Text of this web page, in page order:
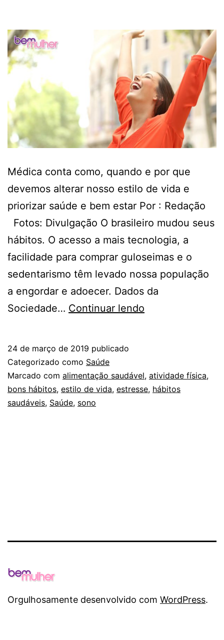
Médica conta como, quando e por que
devemos alterar nosso estilo de vida e
priorizar saúde e bem estar Por : Redação
Fotos: Divulgação O brasileiro mudou seus
hábitos. O acesso a mais tecnologia, a
facilidade para comprar guloseimas e o
sedentarismo têm levado nossa população
a engordar e adoecer. Dados da
Sociedade… Continuar lendo
PARA
UMA
24 de março de 2019 publicado
Categorizado como Saúde
Marcado com alimentação saudável, atividade física,
bons hábitos, estilo de vida, estresse, hábitos
saudáveis, Saúde, sono
Orgulhosamente desenvolvido com WordPress.